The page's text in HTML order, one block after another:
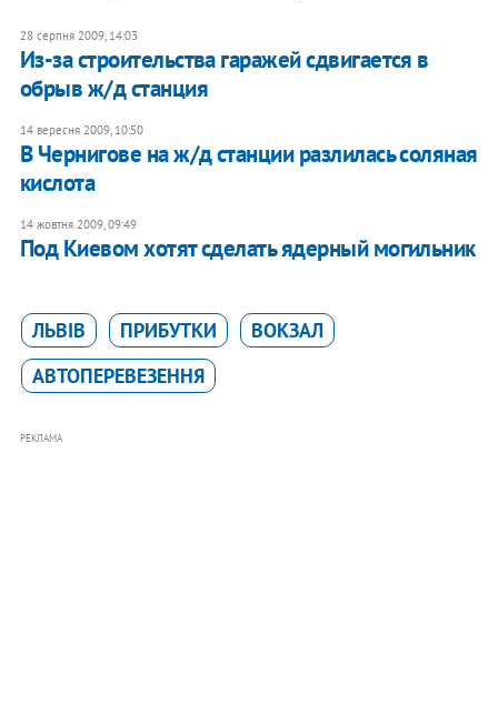
28 серпня 2009, 14:03
Из-за строительства гаражей сдвигается в
обрыв ж/д станция
14 вересня 2009, 10:50
В Чернигове на ж/д станции разлилась соляная
кислота
14 жовтня 2009, 09:49
Под Киевом хотят сделать ядерный могильник
ЛЬВІВ ПРИБУТКИ
ВОКЗАЛ
АВТОПЕРЕВЕЗЕННЯ
РЕКЛАМА